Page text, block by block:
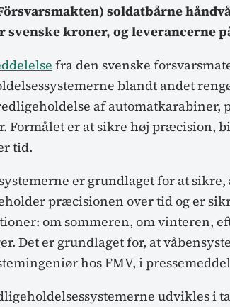
soldatbårne
kroner, og leverancerne
fra den svenske
blandt andet
af automatkarabiner,
Formålet er at sikre høj præcision,
tid.
er grundlaget for at
præcisionen over tid og er
om sommeren, om vinteren,
Det er grundlaget for, at
hos FMV, i
udvikles i